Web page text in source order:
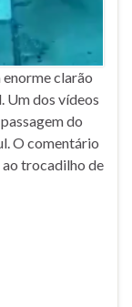
clarão
Um dos vídeos
do
O comentário
trocadilho de